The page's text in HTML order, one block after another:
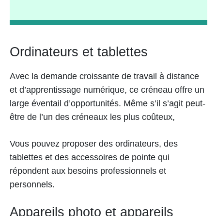
Ordinateurs et tablettes
Avec la demande croissante de travail à distance
et d’apprentissage numérique, ce créneau offre un
large éventail d’opportunités. Même s’il s’agit peut-
être de l’un des créneaux les plus coûteux,
Vous pouvez proposer des ordinateurs, des
tablettes et des accessoires de pointe qui
répondent aux besoins professionnels et
personnels.
Appareils photo et appareils